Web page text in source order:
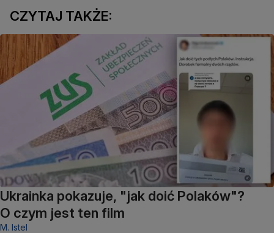
CZYTAJ TAKŻE:
Ukrainka pokazuje, "jak doić Polaków"?
O czym jest ten film
M. Istel